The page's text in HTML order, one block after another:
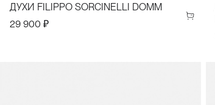
ДУХИ FILIPPO SORCINELLI DOMM
29 900 ₽